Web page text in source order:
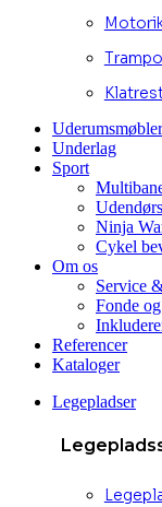
Uderumsmøbler
Underlag
Sport
Ninja
Cykel
Om os
Service
Fonde
Referencer
Kataloger
Legepladser